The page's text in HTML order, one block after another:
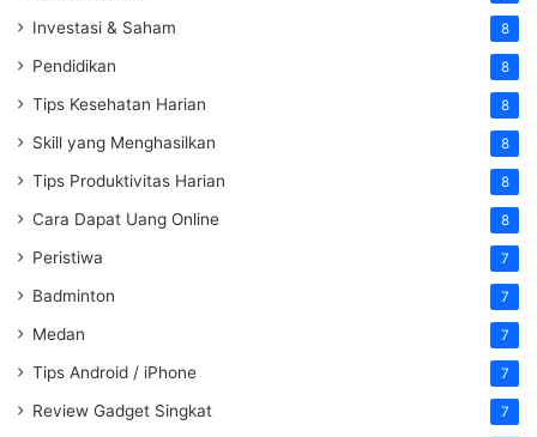
Investasi & Saham 8
Pendidikan 8
Tips Kesehatan Harian 8
Skill yang Menghasilkan 8
Tips Produktivitas Harian 8
Cara Dapat Uang Online 8
Peristiwa 7
Badminton 7
Medan 7
Tips Android / iPhone 7
Review Gadget Singkat 7